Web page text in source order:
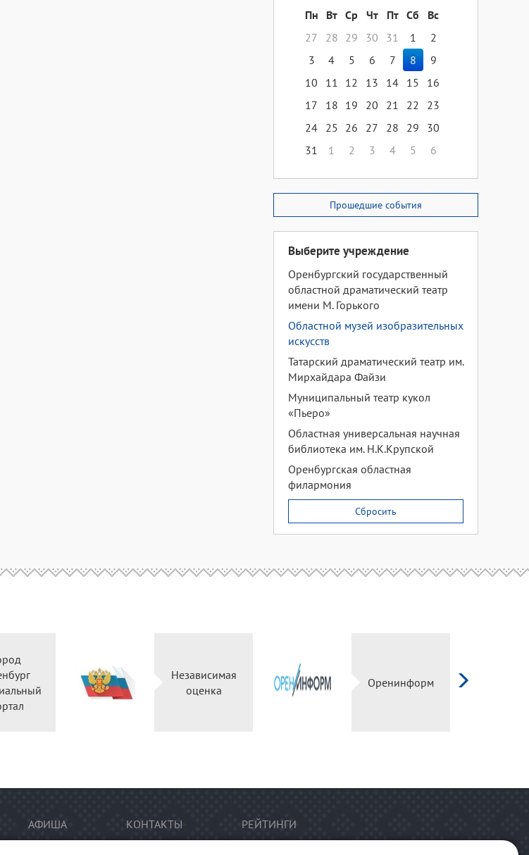
Пн
Вт Ср Чт Пт Сб
Вс
27
28 29 30 31 1
2
3
4 5 6 7 8
9
10
11 12 13 14 15
16
17
18 19 20 21 22
23
24 25 26 27 28 29
30
31
1 2 3 4 5 6
Прошедшие события
Выберите учреждение
Оренбургский государственный
областной драматический театр
имени М. Горького
Областной музей изобразительных
искусств
Татарский драматический театр им.
Мирхайдара Файзи
Муниципальный театр кукол
«Пьеро»
Областная универсальная научная
библиотека им. Н.К.Крупской
Оренбургская областная
филармония
Сбросить
Независимая
оценка
Оренинформ
АФИША КОНТАКТЫ РЕЙТИНГИ